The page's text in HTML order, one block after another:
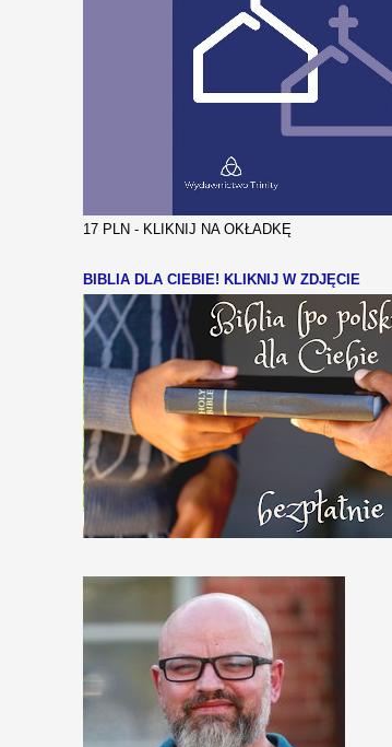
17 PLN - KLIKNIJ NA OKŁADKĘ
BIBLIA DLA CIEBIE! KLIKNIJ W ZDJĘCIE